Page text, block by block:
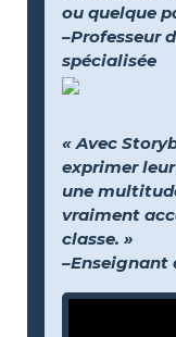
ou quelque
–Professeur
spécialisée
« Avec
exprimer
une
vraiment
classe. »
–Enseignant